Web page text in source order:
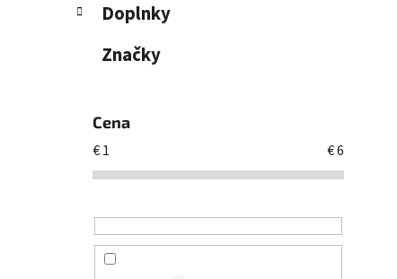
Doplnky
Značky
Cena
€1 €6